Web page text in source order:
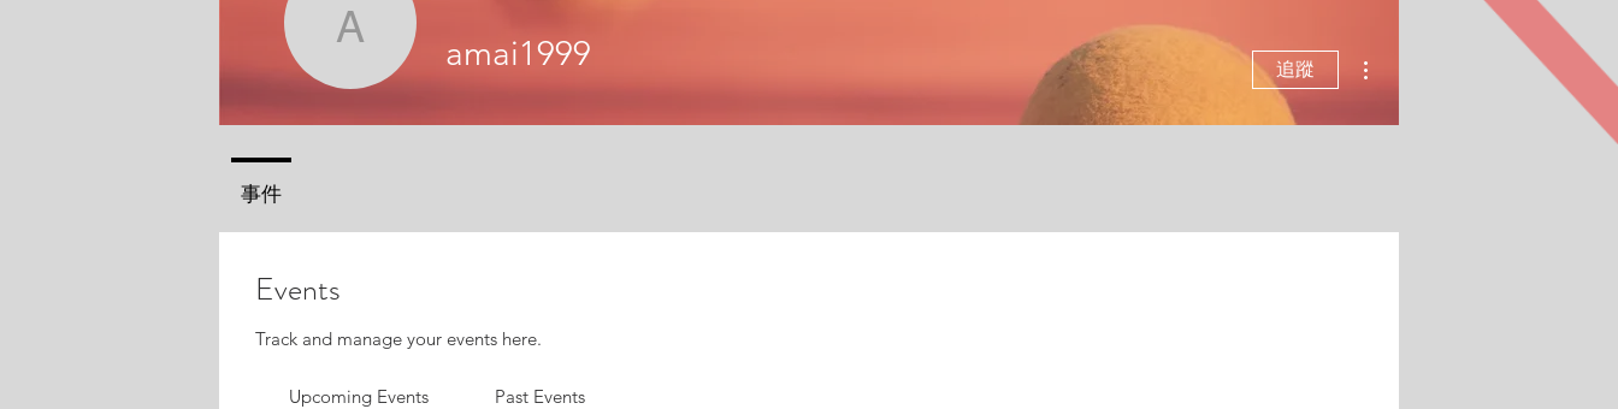
Events
Track and manage your events here.
Upcoming Events Past Events
amai1999
amai1999 追蹤
事件